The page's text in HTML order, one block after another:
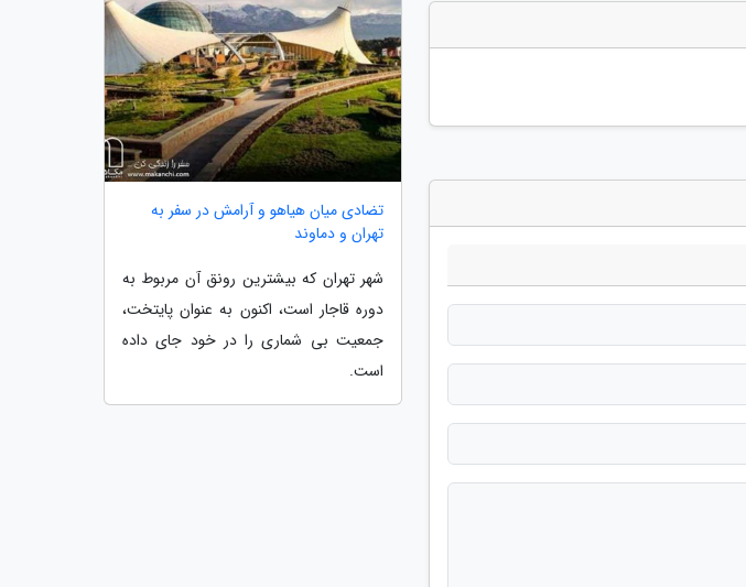
تضادی میان هیاهو و آرامش در سفر به
تهران و دماوند
شهر تهران که بیشترین رونق آن مربوط به
دوره قاجار است، اکنون به عنوان پایتخت،
جمعیت بی شماری را در خود جای داده
است.